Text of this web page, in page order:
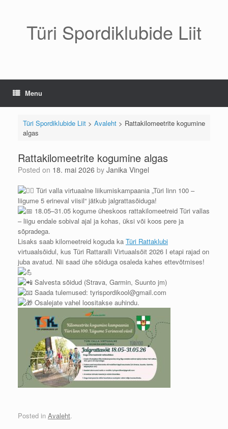
Türi Spordiklubide Liit
Menu
Türi Spordiklubide Liit> Avaleht> Rattakilomeetrite kogumine
algas
Rattakilomeetrite kogumine algas
Posted on 18. mai 2026 by Janika Vingel
Türi valla virtuaalne liikumiskampaania „Türi linn 100 –
liigume 5 erineval viisil“ jätkub jalgrattasõiduga!
18.05–31.05 kogume üheskoos rattakilomeetreid Türi vallas
– liigu endale sobival ajal ja kohas, üksi või koos pere ja
sõpradega.
Lisaks saab kilomeetreid koguda ka Türi Rattaklubi
virtuaalsõidul, kus Türi Rattaralli Virtuaalsõit 2026 I etapi rajad on
juba avatud. Nii saad ühe sõiduga osaleda kahes ettevõtmises!
Salvesta sõidud (Strava, Garmin, Suunto jm)
Saada tulemused: tyrispordikool@gmail.com
Osalejate vahel loositakse auhindu.
Posted in Avaleht.